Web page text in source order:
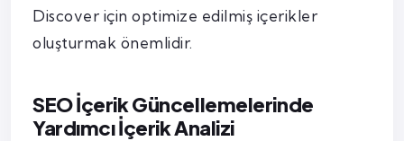
Discover için optimize edilmiş içerikler
oluşturmak önemlidir.
SEO İçerik Güncellemelerinde
Yardımcı İçerik Analizi